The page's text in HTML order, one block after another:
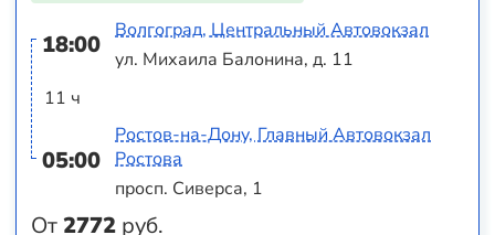
18:00
11 ч
05:00
От2772 руб.
Волгоград, Центральный Автовокзал
ул. Михаила Балонина, д. 11
Ростов-на-Дону, Главный Автовокзал
Ростова
просп. Сиверса, 1